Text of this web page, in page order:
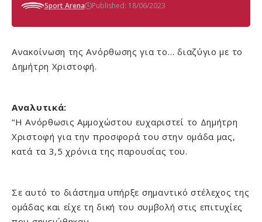
Sport Arena Published: 18/06/2023
Ανακοίνωση της Ανόρθωσης για το… διαζύγιο με το
Δημήτρη Χριστοφή.
Αναλυτικά:
“Η Ανόρθωσις Αμμοχώστου ευχαριστεί το Δημήτρη
Χριστοφή για την προσφορά του στην ομάδα μας,
κατά τα 3,5 χρόνια της παρουσίας του.
Σε αυτό το διάστημα υπήρξε σημαντικό στέλεχος της
ομάδας και είχε τη δική του συμβολή στις επιτυχίες